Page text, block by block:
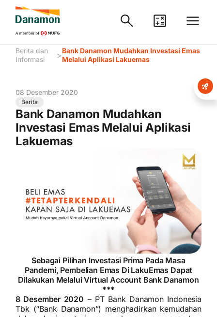
Berita dan
Informasi
>Bank Danamon Mudahkan Investasi Emas
Melalui Aplikasi Lakuemas
08 Desember 2020
Berita
Bank Danamon Mudahkan
Investasi Emas Melalui Aplikasi
Lakuemas
Sebagai Pilihan Investasi Prima Pada Masa
Pandemi, Pembelian Emas Di LakuEmas Dapat
Dilakukan Melalui Virtual Account Bank Danamon
***
8 Desember 2020 – PT Bank Danamon Indonesia
Tbk (“Bank Danamon”) menghadirkan kemudahan